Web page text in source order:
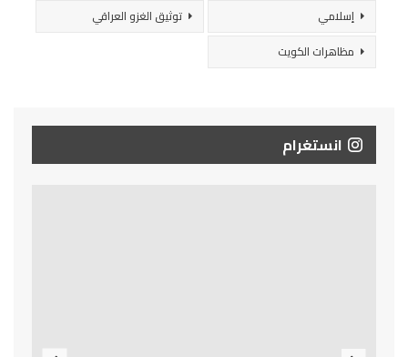
إسلامي
توثيق الغزو العراقي
مظاهرات الكويت
انستغرام